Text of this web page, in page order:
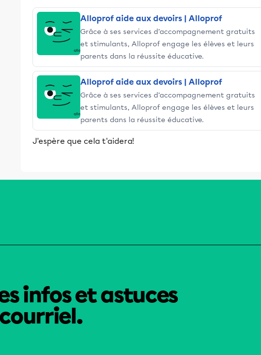
Alloprof aide aux devoirs | Alloprof
Grâce à ses services d’accompagnement gratuits
et stimulants, Alloprof engage les élèves et leurs
parents dans la réussite éducative.
Alloprof aide aux devoirs | Alloprof
Grâce à ses services d’accompagnement gratuits
et stimulants, Alloprof engage les élèves et leurs
parents dans la réussite éducative.
J'espère que cela t'aidera!
infos et astuces